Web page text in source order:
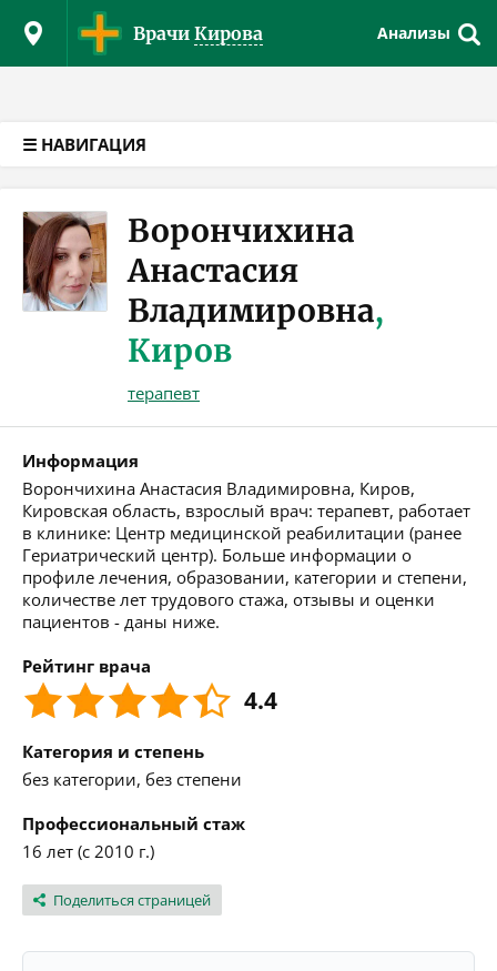
Врачи Кирова Анализы
☰ НАВИГАЦИЯ
Ворончихина
Анастасия
Владимировна,
Киров
терапевт
Информация
Ворончихина Анастасия Владимировна, Киров,
Кировская область, взрослый врач: терапевт, работает
в клинике: Центр медицинской реабилитации (ранее
Гериатрический центр). Больше информации о
профиле лечения, образовании, категории и степени,
количестве лет трудового стажа, отзывы и оценки
пациентов - даны ниже.
Рейтинг врача
4.4
Категория и степень
без категории, без степени
Профессиональный стаж
16 лет (с 2010 г.)
Поделиться страницей